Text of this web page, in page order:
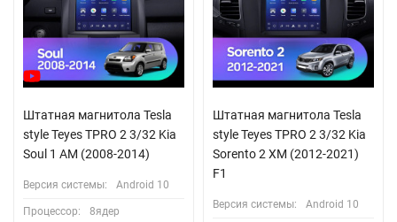
Штатная магнитола Tesla
style Teyes TPRO 2 3/32 Kia
Soul 1 AM (2008-2014)
Версия системы: Android 10
Процессор: 8ядер
Штатная магнитола Tesla
style Teyes TPRO 2 3/32 Kia
Sorento 2 XM (2012-2021)
F1
Версия системы: Android 10